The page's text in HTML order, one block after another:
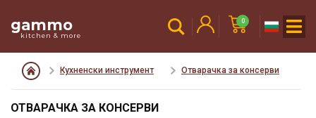
gammo
kitchen & more
0
Кухненски инструмент Отварачка за консерви
ОТВАРАЧКА ЗА КОНСЕРВИ